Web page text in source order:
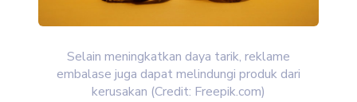
Selain meningkatkan daya tarik, reklame
embalase juga dapat melindungi produk dari
kerusakan (Credit: Freepik.com)